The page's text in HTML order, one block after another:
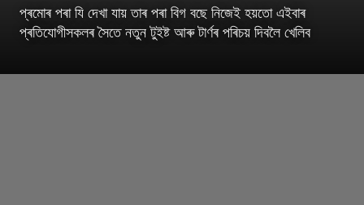
প্ৰমোৰ পৰা যি দেখা যায় তাৰ পৰা বিগ বছে নিজেই হয়তো এইবাৰ
প্ৰতিযোগীসকলৰ সৈতে নতুন টুইষ্ট আৰু টাৰ্ণৰ পৰিচয় দিবলৈ খেলিব